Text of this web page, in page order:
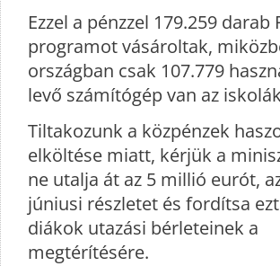
Ezzel a pénzzel 179.259
programot vásároltak,
országban csak 107.779
levő számítógép van az
Tiltakozunk a közpénzek
elköltése miatt, kérjük a
ne utalja át az 5 millió eurót,
júniusi részletet és fordítsa
diákok utazási bérleteinek a
megtérítésére.